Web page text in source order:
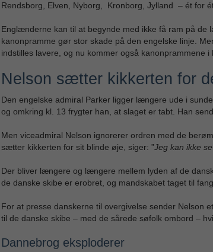
Rendsborg, Elven, Nyborg, Kronborg, Jylland – ét for
Englænderne kan til at begynde med ikke få ram på
kanonpramme gør stor skade på den engelske linje.
indstilles lavere, og nu kommer også kanonprammene i
Nelson sætter kikkerten for
Den engelske admiral Parker ligger længere ude i
og omkring kl. 13 frygter han, at slaget er tabt. Han
Men viceadmiral Nelson ignorerer ordren med de
sætter kikkerten for sit blinde øje, siger: ”Jeg kan ikke
Der bliver længere og længere mellem lyden af de
de danske skibe er erobret, og mandskabet taget til
For at presse danskerne til overgivelse sender Nelson
til de danske skibe – med de sårede søfolk ombord –
Dannebrog eksploderer